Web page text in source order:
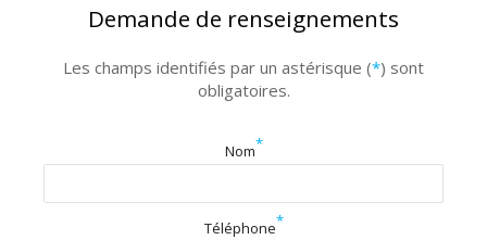
Demande de renseignements
Les champs identifiés par un astérisque (*) sont
obligatoires.
Nom*
Téléphone*